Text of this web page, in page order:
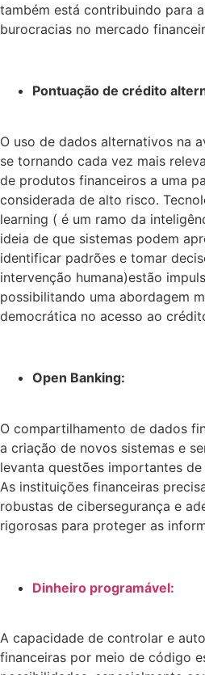
também está contribuindo para
burocracias no mercado
Pontuação de crédito
O uso de dados alternativos na
se tornando cada vez mais
de produtos financeiros a uma
considerada de alto risco.
learning ( é um ramo da
ideia de que sistemas podem
identificar padrões e tomar
intervenção humana)estão
possibilitando uma abordagem
democrática no acesso ao
Open Banking:
O compartilhamento de dados
a criação de novos sistemas e
levanta questões importantes
As instituições financeiras
robustas de cibersegurança e
rigorosas para proteger as
Dinheiro programável:
A capacidade de controlar e
financeiras por meio de código